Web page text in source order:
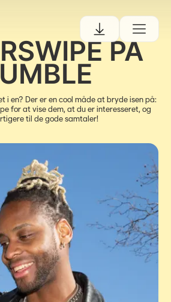
PÅ
i en? Der er en cool måde at bryde isen på:
for at vise dem, at du er interesseret, og
til de gode samtaler!